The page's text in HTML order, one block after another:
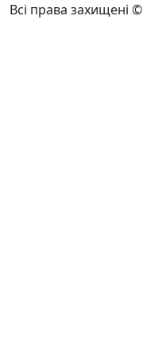
Всі права захищені ©